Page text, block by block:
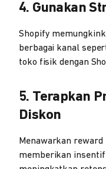
4. Gunakan
Shopify
berbagai kanal
toko fisik dengan
5. Terapkan
Diskon
Menawarkan reward
memberikan